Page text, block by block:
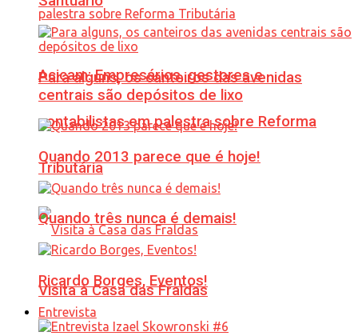
Acicam: Empresários, gestores e
contabilistas em palestra sobre Reforma
Tributária
Visita à Casa das Fraldas
Para alguns, os canteiros das avenidas
centrais são depósitos de lixo
Quando 2013 parece que é hoje!
Quando três nunca é demais!
Ricardo Borges, Eventos!
Entrevista